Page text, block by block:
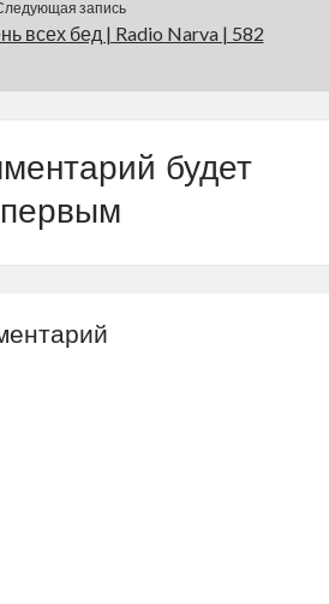
запись
всех бед | Radio Narva | 582
будет
первым